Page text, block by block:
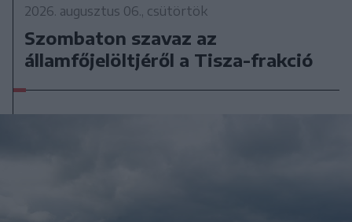
2026. augusztus 06., csütörtök
Szombaton szavaz az
államfőjelöltjéről a Tisza-frakció